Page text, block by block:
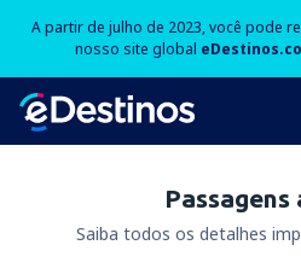
A partir de julho de 2023, você pode
nosso site global
Passagens
Saiba todos os detalhes